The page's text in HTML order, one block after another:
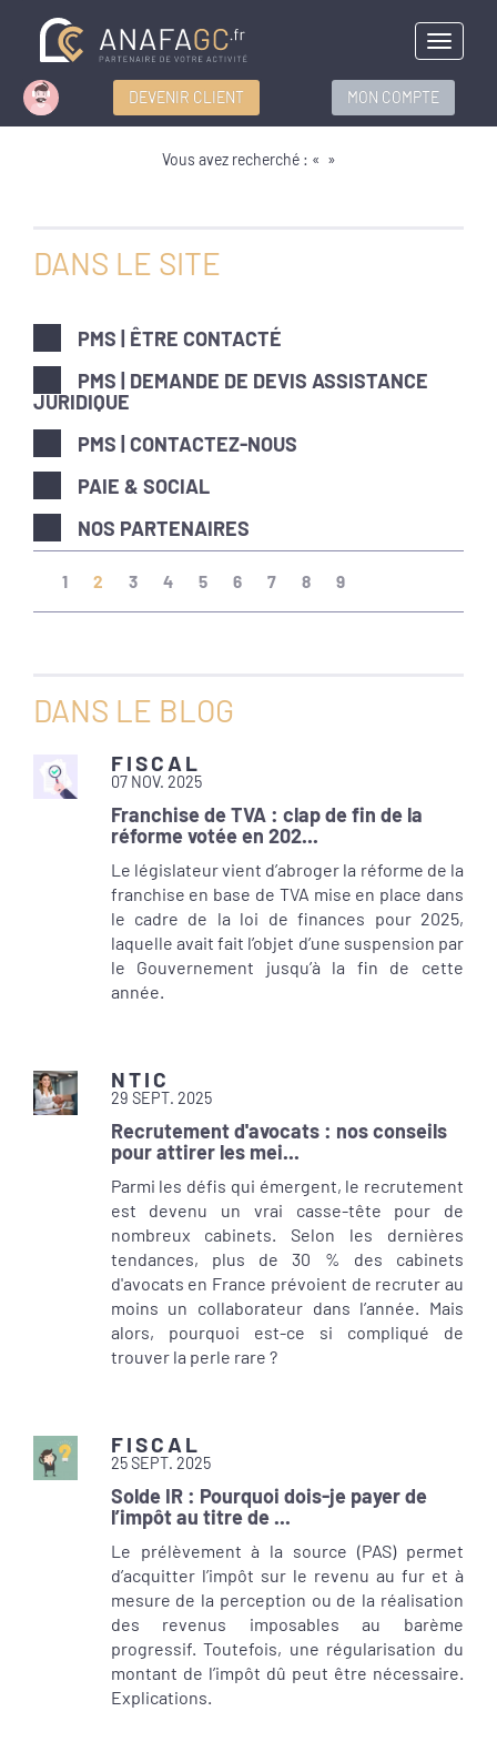
Menu
DEVENIR CLIENT MON COMPTE
Vous avez recherché : « »
DANS LE SITE
PMS | ÊTRE CONTACTÉ
PMS | DEMANDE DE DEVIS ASSISTANCE
JURIDIQUE
PMS | CONTACTEZ-NOUS
PAIE & SOCIAL
NOS PARTENAIRES
1 2 (current)
3 4 5 6 7 8 9
DANS LE BLOG
FISCAL
07 NOV. 2025
Franchise de TVA : clap de fin de la
réforme votée en 202...
Le législateur vient d’abroger la réforme de la
franchise en base de TVA mise en place dans
le cadre de la loi de finances pour 2025,
laquelle avait fait l’objet d’une suspension par
le Gouvernement jusqu’à la fin de cette
année.
NTIC
29 SEPT. 2025
Recrutement d'avocats : nos conseils
pour attirer les mei...
Parmi les défis qui émergent, le recrutement
est devenu un vrai casse-tête pour de
nombreux cabinets. Selon les dernières
tendances, plus de 30 % des cabinets
d'avocats en France prévoient de recruter au
moins un collaborateur dans l’année. Mais
alors, pourquoi est-ce si compliqué de
trouver la perle rare ?
FISCAL
25 SEPT. 2025
Solde IR : Pourquoi dois-je payer de
l’impôt au titre de ...
Le prélèvement à la source (PAS) permet
d’acquitter l’impôt sur le revenu au fur et à
mesure de la perception ou de la réalisation
des revenus imposables au barème
progressif. Toutefois, une régularisation du
montant de l’impôt dû peut être nécessaire.
Explications.